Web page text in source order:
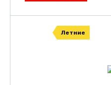
Летние